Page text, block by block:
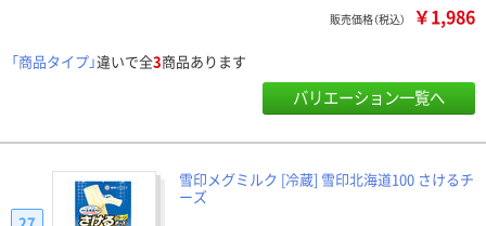
販売価格（税込） ￥1,986
「商品タイプ」違いで全3商品あります
バリエーション一覧へ
雪印メグミルク [冷蔵] 雪印北海道100 さけるチ
ーズ
27